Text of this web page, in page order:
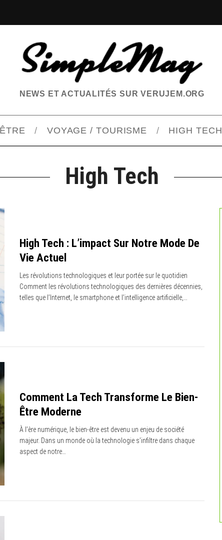
NEWS ET ACTUALITÉS SUR VERUJEM.ORG
VOYAGE / TOURISME HIGH TECH
High Tech
High Tech : L’impact Sur Notre Mode De
Vie Actuel
Les révolutions technologiques et leur portée sur le quotidien
Comment les révolutions technologiques des dernières décennies,
telles que l’Internet, le smartphone et l’intelligence artificielle,…
Comment La Tech Transforme Le Bien-
Être Moderne
À l’ère numérique, le bien-être est devenu un enjeu de société
majeur. Dans un monde où la technologie s’infiltre dans chaque
aspect de notre…